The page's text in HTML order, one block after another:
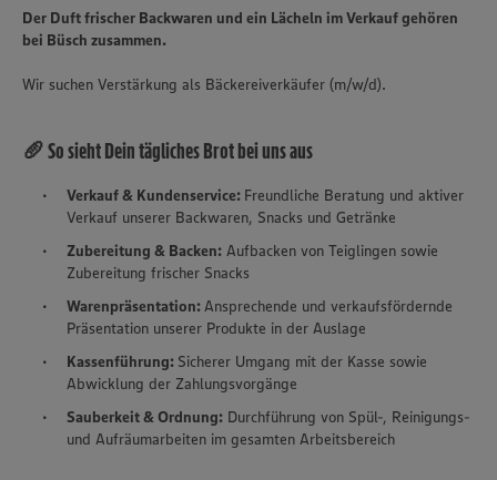
Der Duft frischer Backwaren und ein Lächeln im Verkauf gehören
bei Büsch zusammen.
Wir suchen Verstärkung als Bäckereiverkäufer (m/w/d).
🥖 So sieht Dein tägliches Brot bei uns aus
Verkauf & Kundenservice: Freundliche Beratung und aktiver
Verkauf unserer Backwaren, Snacks und Getränke
Zubereitung & Backen: Aufbacken von Teiglingen sowie
Zubereitung frischer Snacks
Warenpräsentation:Ansprechende und verkaufsfördernde
Präsentation unserer Produkte in der Auslage
Kassenführung: Sicherer Umgang mit der Kasse sowie
Abwicklung der Zahlungsvorgänge
Sauberkeit & Ordnung: Durchführung von Spül-, Reinigungs-
und Aufräumarbeiten im gesamten Arbeitsbereich